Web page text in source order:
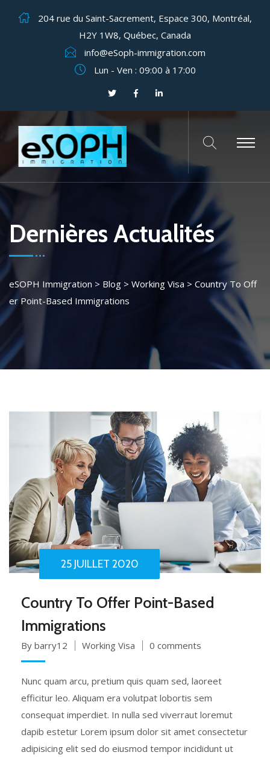
204 rue du Saint-Sacrement, Espace 300, Montréal,
H2Y 1W8, Québec, Canada
info@eSoph-immigration.com
Lun - Ven : 09:00 à 17:00
Dernières Actualités
eSOPH Immigration > Blog > Working Visa > Country To Off
er Point-Based Immigrations
25 JUILLET 2020
Country To Offer Point-Based
Immigrations
By barry12 Working Visa 0 comments
Nunc quam arcu, pretium quis quam sed, laoreet
efficitur leo. Aliquam era volutpat lobortis sem
consequat imperdiet. In nulla sed viverraut loremut
dapib estetur Lorem ipsum dolor sit amet consectetur
adipisicing elit sed do eiusmod tempor incididunt ut